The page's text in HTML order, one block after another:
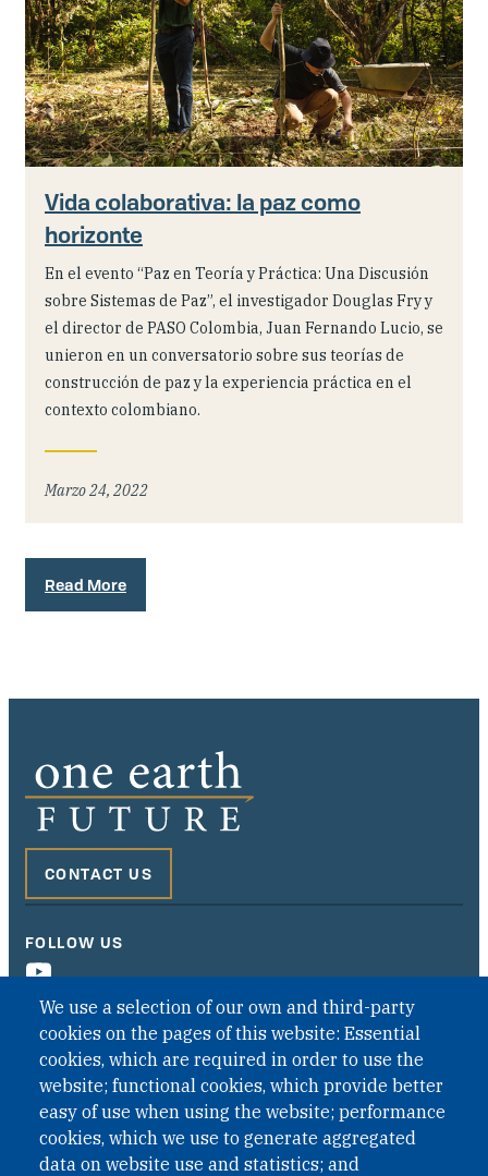
Vida colaborativa: la paz como
horizonte
En el evento “Paz en Teoría y Práctica: Una Discusión
sobre Sistemas de Paz”, el investigador Douglas Fry y
el director de PASO Colombia, Juan Fernando Lucio, se
unieron en un conversatorio sobre sus teorías de
construcción de paz y la experiencia práctica en el
contexto colombiano.
Marzo 24, 2022
Read More
We use a selection of our own and third-party
cookies on the pages of this website: Essential
cookies, which are required in order to use the
website; functional cookies, which provide better
easy of use when using the website; performance
cookies, which we use to generate aggregated
data on website use and statistics; and
CONTACT US
FOLLOW US